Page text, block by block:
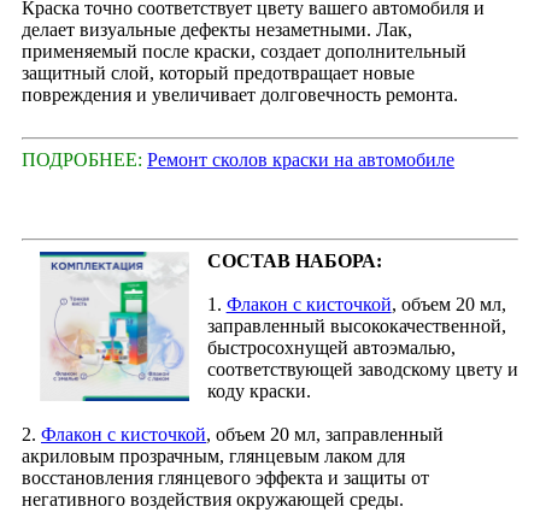
Краска точно соответствует цвету вашего автомобиля и
делает визуальные дефекты незаметными. Лак,
применяемый после краски, создает дополнительный
защитный слой, который предотвращает новые
повреждения и увеличивает долговечность ремонта.
ПОДРОБНЕЕ: Ремонт сколов краски на автомобиле
СОСТАВ НАБОРА:
1. Флакон с кисточкой, объем 20 мл,
заправленный высококачественной,
быстросохнущей автоэмалью,
соответствующей заводскому цвету и
коду краски.
2. Флакон с кисточкой, объем 20 мл, заправленный
акриловым прозрачным, глянцевым лаком для
восстановления глянцевого эффекта и защиты от
негативного воздействия окружающей среды.